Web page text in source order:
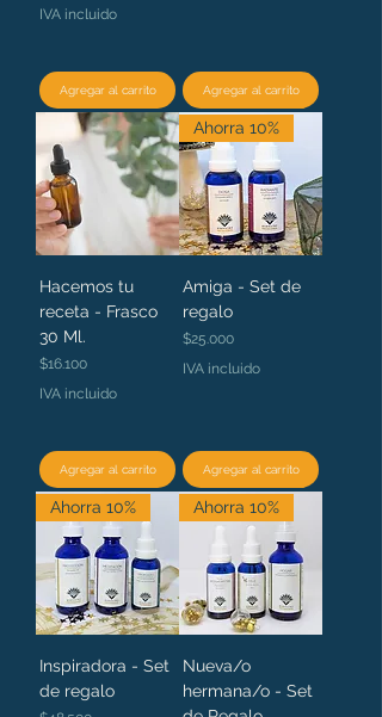
IVA incluido
Agregar al carrito Agregar al carrito
Hacemos tu
receta - Frasco
30 Ml.
Precio
$16.100
IVA incluido
Agregar al carrito
Ahorra 10%
Amiga - Set de
regalo
Precio
$25.000
IVA incluido
Agregar al carrito
Ahorra 10%
Inspiradora - Set
de regalo
Ahorra 10%
Nueva/o
hermana/o - Set